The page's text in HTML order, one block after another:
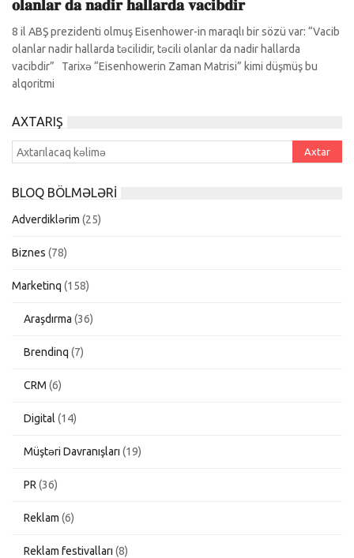
𝐨𝐥𝐚𝐧𝐥𝐚𝐫 𝐝𝐚 𝐧𝐚𝐝𝐢𝐫 𝐡𝐚𝐥𝐥𝐚𝐫𝐝𝐚 𝐯𝐚𝐜𝐢𝐛𝐝𝐢𝐫
8 il ABŞ prezidenti olmuş Eisenhower-in maraqlı bir sözü var: “Vacib
olanlar nadir hallarda təcilidir, təcili olanlar da nadir hallarda
vacibdir” Tarixə “Eisenhowerin Zaman Matrisi” kimi düşmüş bu
alqoritmi
AXTARIŞ
BLOQ BÖLMƏLƏRI
Adverdiklərim (25)
Biznes (78)
Marketinq (158)
Araşdırma (36)
Brendinq (7)
CRM (6)
Digital (14)
Müştəri Davranışları (19)
PR (36)
Reklam (6)
Reklam festivalları (8)